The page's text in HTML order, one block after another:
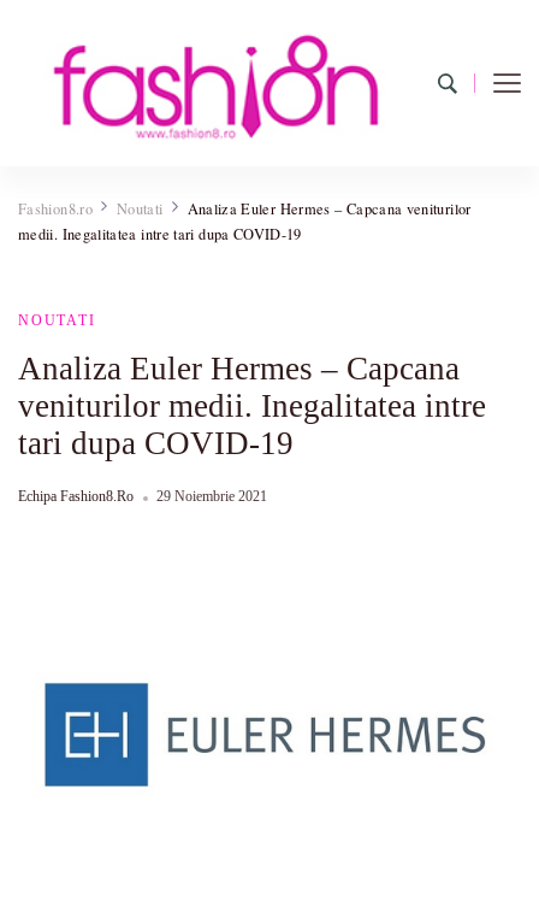
poze cu modele de manichiuri!
Fashion8.ro Noutati
Analiza Euler Hermes – Capcana veniturilor
medii. Inegalitatea intre tari dupa COVID-19
NOUTATI
Analiza Euler Hermes – Capcana
veniturilor medii. Inegalitatea intre
tari dupa COVID-19
Echipa Fashion8.ro 29 Noiembrie 2021